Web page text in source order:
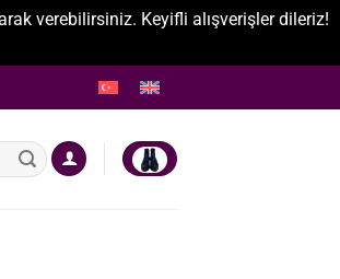
verebilirsiniz. Keyifli alışverişler dileriz!